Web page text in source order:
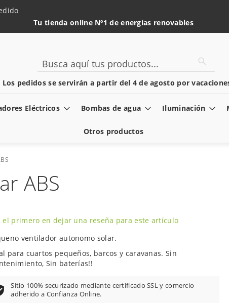
Tu tienda online Nº1 de energías renovables
pedidos se servirán a partir del 4 de agosto por
Search
Eléctricos Bombas de agua Iluminación
Otros productos
ABS
el primero en dejar una reseña para este artículo
ventilador autonomo solar.
para cuartos pequeños, barcos y caravanas. Sin
Sin baterías!!
Sitio 100% securizado mediante certificado SSL y comercio
adherido a Confianza Online.